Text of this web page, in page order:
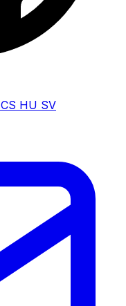
CS HU SV